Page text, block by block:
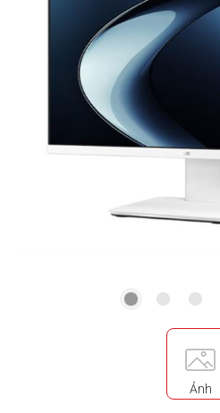
Ảnh